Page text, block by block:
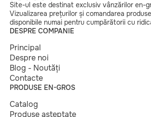
Site-ul este destinat exclusiv vânzărilor en-
Vizualizarea prețurilor și comandarea
disponibile numai pentru cumpărătorii cu
DESPRE COMPANIE
Principal
Despre noi
Blog - Noutăți
Contacte
PRODUSE EN-GROS
Catalog
Produse așteptate